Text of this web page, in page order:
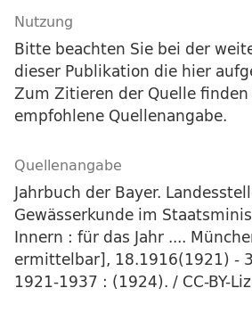
Nutzung
Bitte beachten Sie bei der
dieser Publikation die hier
Zum Zitieren der Quelle
empfohlene Quellenangabe.
Quellenangabe
Jahrbuch der Bayer.
Gewässerkunde im
Innern : für das Jahr ....
ermittelbar], 18.1916(1921) -
1921-1937 : (1924). / CC-BY-